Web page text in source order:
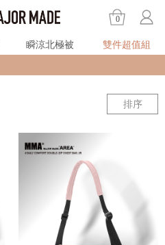
0
瞬涼北極被
雙件超值組
排序